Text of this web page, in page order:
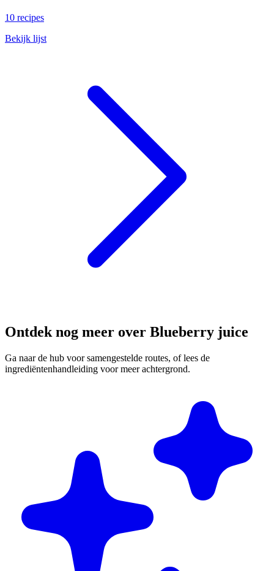
10 recipes
Bekijk lijst
Ontdek nog meer over Blueberry juice
Ga naar de hub voor samengestelde routes, of lees de
ingrediëntenhandleiding voor meer achtergrond.